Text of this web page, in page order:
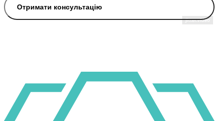
Отримати консультацію